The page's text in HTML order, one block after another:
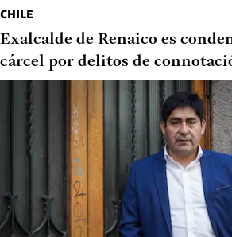
CHILE
Exalcalde de Renaico es
cárcel por delitos de